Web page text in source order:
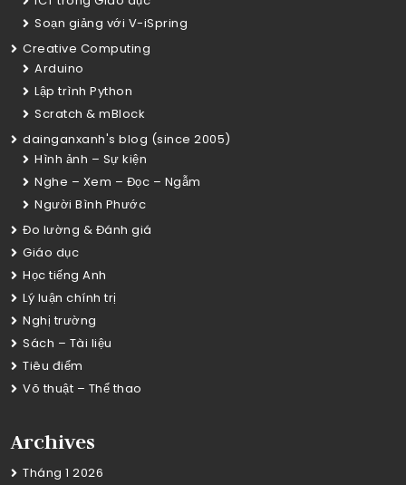
Soạn giảng với V-iSpring
Creative Computing
Arduino
Lập trình Python
Scratch & mBlock
dainganxanh's blog (since 2005)
Hình ảnh – Sự kiện
Nghe – Xem – Đọc – Ngẫm
Người Bình Phước
Đo lường & Đánh giá
Giáo dục
Học tiếng Anh
Lý luận chính trị
Nghị trường
Sách – Tài liệu
Tiêu điểm
Võ thuật – Thể thao
Archives
Tháng 1 2026